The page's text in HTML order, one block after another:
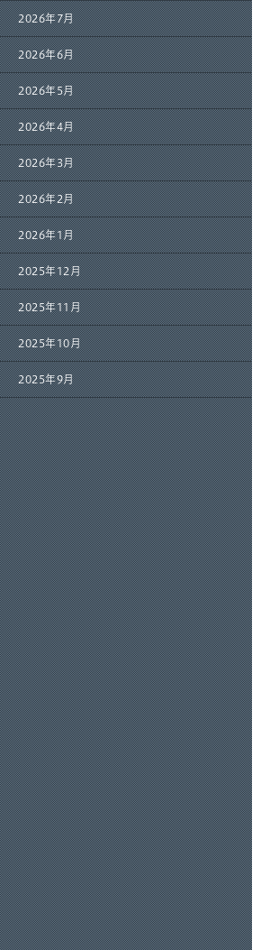
2026年7月
2026年6月
2026年5月
2026年4月
2026年3月
2026年2月
2026年1月
2025年12月
2025年11月
2025年10月
2025年9月